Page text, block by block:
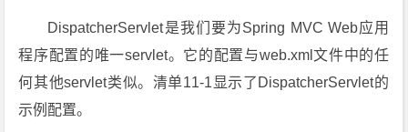
DispatcherServlet是我们要为Spring MVC Web应用
程序配置的唯一servlet。它的配置与web.xml文件中的任
何其他servlet类似。清单11-1显示了DispatcherServlet的
示例配置。